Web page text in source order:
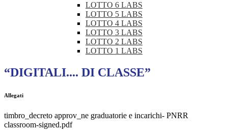
LOTTO 6 LABS
LOTTO 5 LABS
LOTTO 4 LABS
LOTTO 3 LABS
LOTTO 2 LABS
LOTTO 1 LABS
“DIGITALI.... DI CLASSE”
Allegati
timbro_decreto approv_ne graduatorie e incarichi- PNRR
classroom-signed.pdf